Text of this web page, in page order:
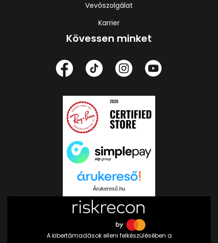
Vevőszolgálat
Karrier
Kövessen minket
Árukereső.hu
A kibertámadások elleni felkészülésében a